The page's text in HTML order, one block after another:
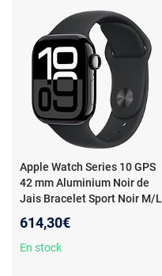
Bluetooth 5.3 - watchOS 11 -
Bracelet sport M/L
Apple Watch Series 10 GPS
42 mm Aluminium Noir de
Jais Bracelet Sport Noir M/L
Aluminium - Étanche IP6X -
GPS -
614,30€
En stock